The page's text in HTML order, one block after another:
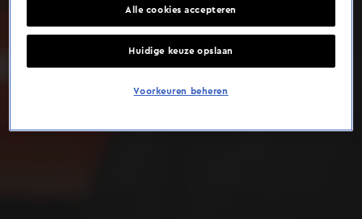
Alle cookies accepteren
Huidige keuze opslaan
Voorkeuren beheren